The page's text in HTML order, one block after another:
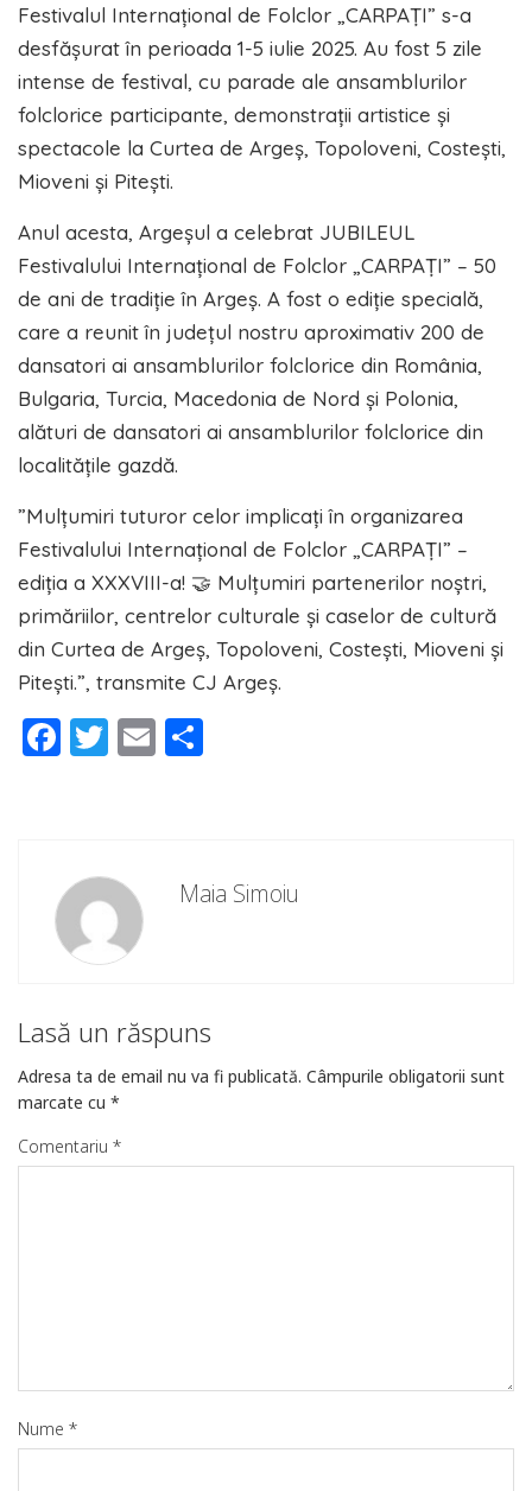
Festivalul Internațional de Folclor „CARPAŢI” s-a
desfășurat în perioada 1-5 iulie 2025. Au fost 5 zile
intense de festival, cu parade ale ansamblurilor
folclorice participante, demonstrații artistice și
spectacole la Curtea de Argeș, Topoloveni, Costești,
Mioveni și Pitești.
Anul acesta, Argeșul a celebrat JUBILEUL
Festivalului Internaţional de Folclor „CARPAŢI” – 50
de ani de tradiție în Argeș. A fost o ediție specială,
care a reunit în județul nostru aproximativ 200 de
dansatori ai ansamblurilor folclorice din România,
Bulgaria, Turcia, Macedonia de Nord și Polonia,
alături de dansatori ai ansamblurilor folclorice din
localitățile gazdă.
”Mulțumiri tuturor celor implicați în organizarea
Festivalului Internaţional de Folclor „CARPAŢI” –
ediția a XXXVIII-a! 🤝 Mulțumiri partenerilor noștri,
primăriilor, centrelor culturale și caselor de cultură
din Curtea de Argeș, Topoloveni, Costești, Mioveni și
Pitești.”, transmite CJ Argeș.
Facebook
Twitter
Email
Maia Simoiu
Lasă un răspuns
Adresa ta de email nu va fi publicată. Câmpurile obligatorii sunt
marcate cu *
Comentariu *
Nume *